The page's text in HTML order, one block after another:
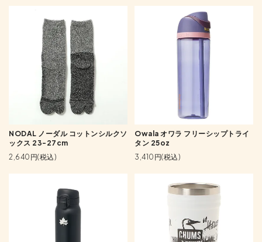
NODAL ノーダル コットンシルクソ
ックス 23-27cm
2,640円(税込)
Owala オワラ フリーシップトライ
タン 25oz
3,410円(税込)